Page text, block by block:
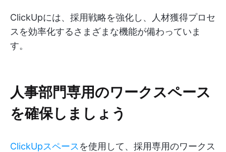
ClickUpには、採用戦略を強化し、人材獲得プロセ
スを効率化するさまざまな機能が備わっていま
す。
人事部門専用のワークスペース
を確保しましょう
ClickUpスペース を使用して、採用専用のワークス